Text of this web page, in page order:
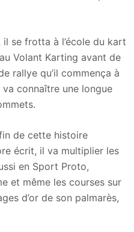
il se frotta à l’école du kart
Volant Karting avant de
rallye qu’il commença à
va connaître une longue
de cette histoire
écrit, il va multiplier les
en Sport Proto,
et même les courses sur
d’or de son palmarès,